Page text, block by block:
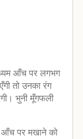
आँच पर लगभग
तो उनका रंग
भुनी मूँगफली
आँच पर मखाने को